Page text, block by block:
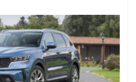
KIA Sorento с таким
комплектациях — Luxe,
—…